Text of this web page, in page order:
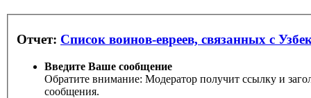
Отчет: Список воинов-евреев, связанных с
Введите Ваше сообщение
Обратите внимание: Модератор получит ссылку и
сообщения.